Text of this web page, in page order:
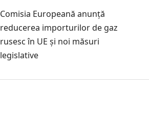
Comisia Europeană anunță
reducerea importurilor de gaz
rusesc în UE și noi măsuri
legislative